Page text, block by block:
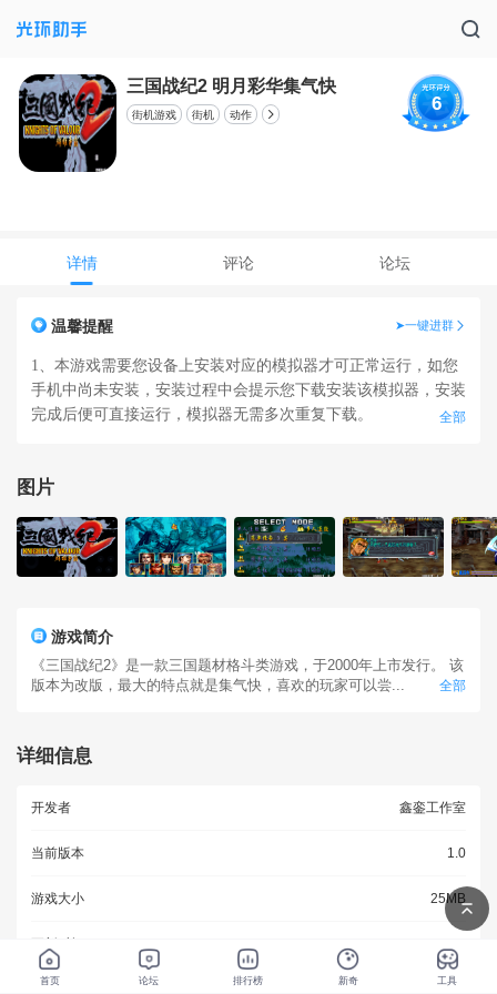
三国战纪2 明月彩华集气快
街机游戏 街机 动作
6
详情 评论 论坛
温馨提醒 ➤一键进群
1、本游戏需要您设备上安装对应的模拟器才可正常运行，如您
手机中尚未安装，安装过程中会提示您下载安装该模拟器，安装
完成后便可直接运行，模拟器无需多次重复下载。
理”可批量处理游戏，也可点击游戏右侧三个点的标志进行单个
3、如有任何问题、意见与建议，均可点击右上角一键进群进行
反馈，采纳有奖！
全部
图片
游戏简介
《三国战纪2》是一款三国题材格斗类游戏，于2000年上市发行。 该
版本为改版，最大的特点就是集气快，喜欢的玩家可以尝...
全部
详细信息
开发者 鑫銮工作室
当前版本 1.0
游戏大小 25MB
权限用途 查看
首页 论坛 排行榜 新奇 工具